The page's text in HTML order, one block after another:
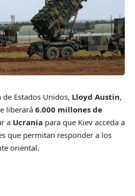
Estados Unidos, Lloyd Austin,
liberará 6.000 millones de
a Ucrania para que Kiev acceda a
que permitan responder a los
oriental.